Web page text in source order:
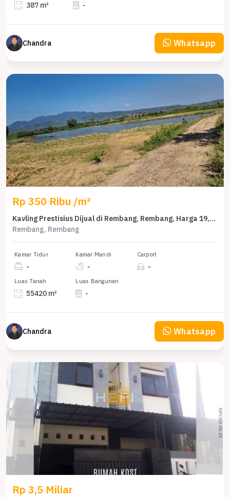
387 m² -
Chandra Whatsapp
Rp 350 Ribu /m²
Kavling Prestisius Dijual di Rembang, Rembang, Harga 19,3 Miliar
Rembang, Rembang
Kamar Tidur
-
Kamar Mandi
-
Carport
-
Luas Tanah
55420 m²
Luas Bangunan
-
Chandra Whatsapp
Rp 3,5 Miliar